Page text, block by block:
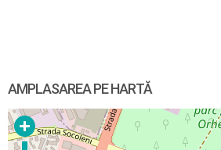
AMPLASAREA PE HARTĂ